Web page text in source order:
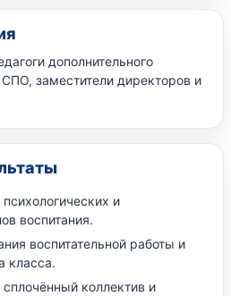
дополнительного
заместители директоров и
и
воспитания.
воспитательной работы и
класса.
коллектив и